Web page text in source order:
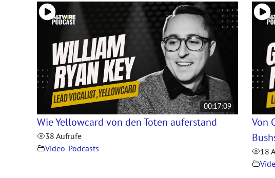
00:17:09
Wie Yellowcard von den Toten auferstand
38 Aufrufe
Video-Podcasts
Von
18